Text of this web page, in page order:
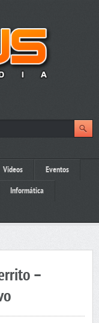
Videos Eventos
Informática
–